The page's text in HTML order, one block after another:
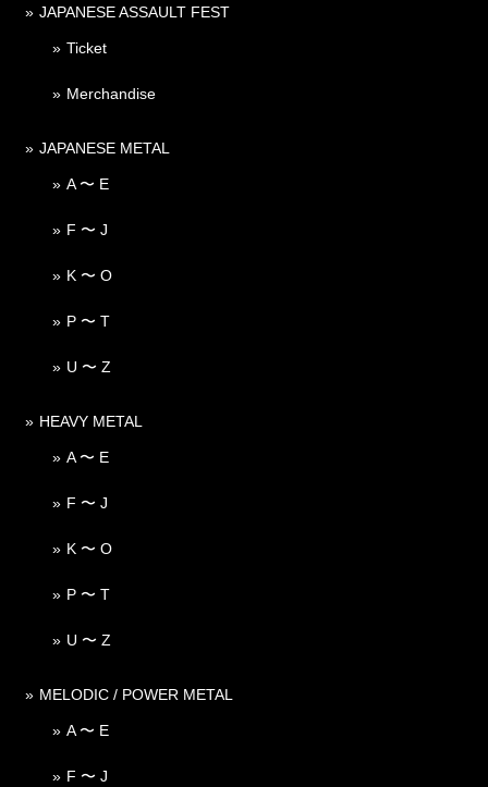
JAPANESE ASSAULT FEST
Ticket
Merchandise
JAPANESE METAL
A 〜 E
F 〜 J
K 〜 O
P 〜 T
U 〜 Z
HEAVY METAL
A 〜 E
F 〜 J
K 〜 O
P 〜 T
U 〜 Z
MELODIC / POWER METAL
A 〜 E
F 〜 J